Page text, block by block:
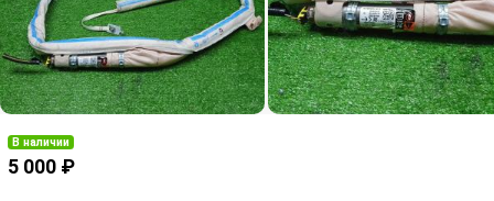
В наличии
5 000 ₽